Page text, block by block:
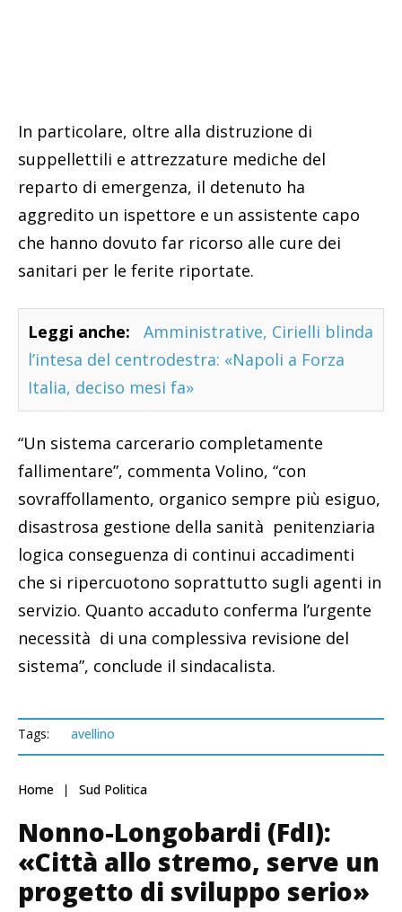
In particolare, oltre alla distruzione di
suppellettili e attrezzature mediche del
reparto di emergenza, il detenuto ha
aggredito un ispettore e un assistente capo
che hanno dovuto far ricorso alle cure dei
sanitari per le ferite riportate.
Leggi anche:
Amministrative, Cirielli blinda
l’intesa del centrodestra: «Napoli a Forza
Italia, deciso mesi fa»
“Un sistema carcerario completamente
fallimentare”, commenta Volino, “con
sovraffollamento, organico sempre più esiguo,
disastrosa gestione della sanità penitenziaria
logica conseguenza di continui accadimenti
che si ripercuotono soprattutto sugli agenti in
servizio. Quanto accaduto conferma l’urgente
necessità di una complessiva revisione del
sistema”, conclude il sindacalista.
Tags: avellino
Home Sud Politica
Nonno-Longobardi (FdI):
«Città allo stremo, serve un
progetto di sviluppo serio»